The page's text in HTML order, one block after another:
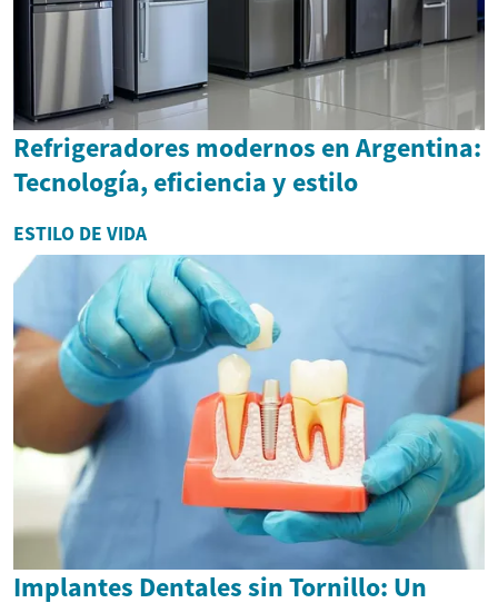
Refrigeradores modernos en Argentina:
Tecnología, eficiencia y estilo
ESTILO DE VIDA
Implantes Dentales sin Tornillo: Un